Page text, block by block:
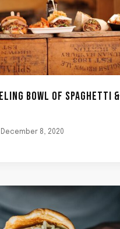
BOWL OF SPAGHETTI &
December 8, 2020